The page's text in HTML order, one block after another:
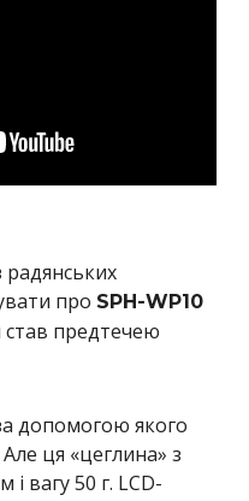
про SPH-WP10
став предтечею
допомогою якого
ця «цеглина» з
вагу 50 г. LCD-